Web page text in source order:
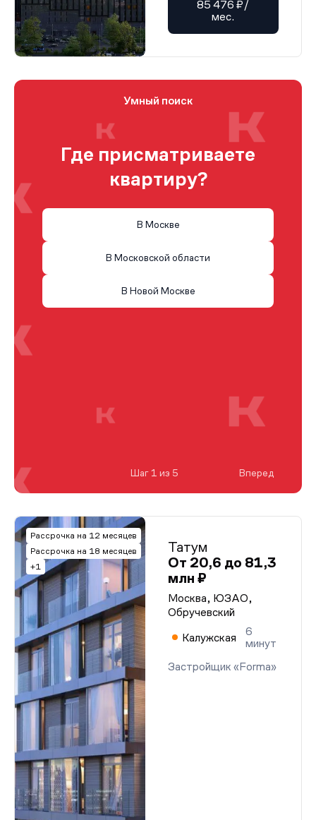
85 476 ₽/
мес.
Рассрочка на 12 месяцев
Рассрочка на 18 месяцев
+1
Татум
От 20,6 до 81,3
млн ₽
Москва, ЮЗАО,
Обручевский
Калужская
6
минут
Застройщик «Forma»
Умный поиск
Где присматриваете
квартиру?
В Москве
В Московской области
В Новой Москве
Шаг 1 из 5 Вперед